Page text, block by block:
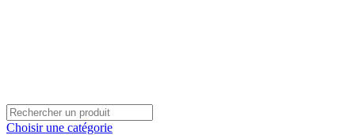
Choisir une catégorie